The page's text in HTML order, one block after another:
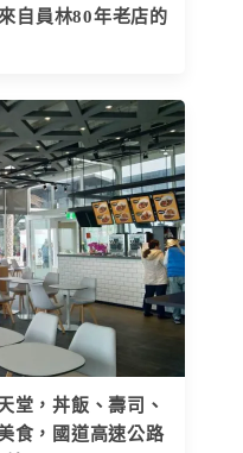
自員林80年老店的
堂，丼飯、壽司、
食，國道高速公路